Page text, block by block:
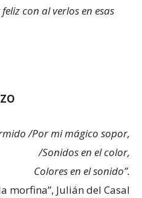
con al verlos en esas
/Por mi mágico sopor,
/Sonidos en el color,
Colores en el sonido”.
morfina”, Julián del Casal